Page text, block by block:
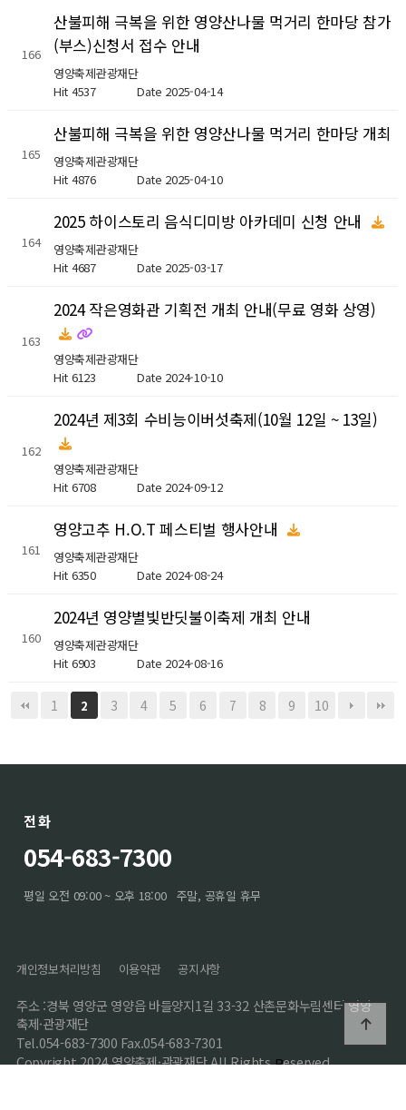
166
산불피해 극복을 위한 영양산나물 먹거리 한마당 참가
(부스)신청서 접수 안내
영양축제관광재단
Hit 4537 Date 2025-04-14
165
산불피해 극복을 위한 영양산나물 먹거리 한마당 개최
영양축제관광재단
Hit 4876 Date 2025-04-10
164
2025 하이스토리 음식디미방 아카데미 신청 안내
영양축제관광재단
Hit 4687 Date 2025-03-17
163
2024 작은영화관 기획전 개최 안내(무료 영화 상영)
영양축제관광재단
Hit 6123 Date 2024-10-10
162
2024년 제3회 수비능이버섯축제(10월 12일 ~ 13일)
영양축제관광재단
Hit 6708 Date 2024-09-12
161
영양고추 H.O.T 페스티벌 행사안내
영양축제관광재단
Hit 6350 Date 2024-08-24
160
2024년 영양별빛반딧불이축제 개최 안내
영양축제관광재단
Hit 6903 Date 2024-08-16
1 2 3 4 5 6 7 8 9 10
전화
054-683-7300
평일 오전 09:00 ~ 오후 18:00 주말, 공휴일 휴무
개인정보처리방침 이용약관 공지사항
주소 :경북 영양군 영양읍 바들양지1길 33-32 산촌문화누림센터 영양
축제·관광재단
Tel.054-683-7300 Fax.054-683-7301
Copyright 2024 영양축제·관광재단 All RightsReserved.